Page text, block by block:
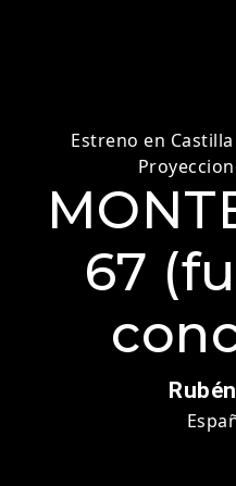
Estreno en
67